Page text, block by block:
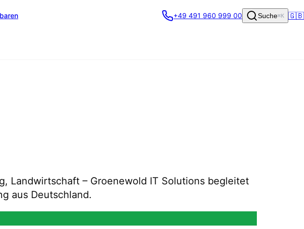
+49 491 960 999 00 Suche⌘K 🇬🇧
Landwirtschaft – Groenewold IT Solutions begleitet
aus Deutschland.